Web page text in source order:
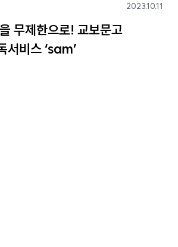
2023.10.11
무제한으로! 교보문고
서비스 ‘sam’